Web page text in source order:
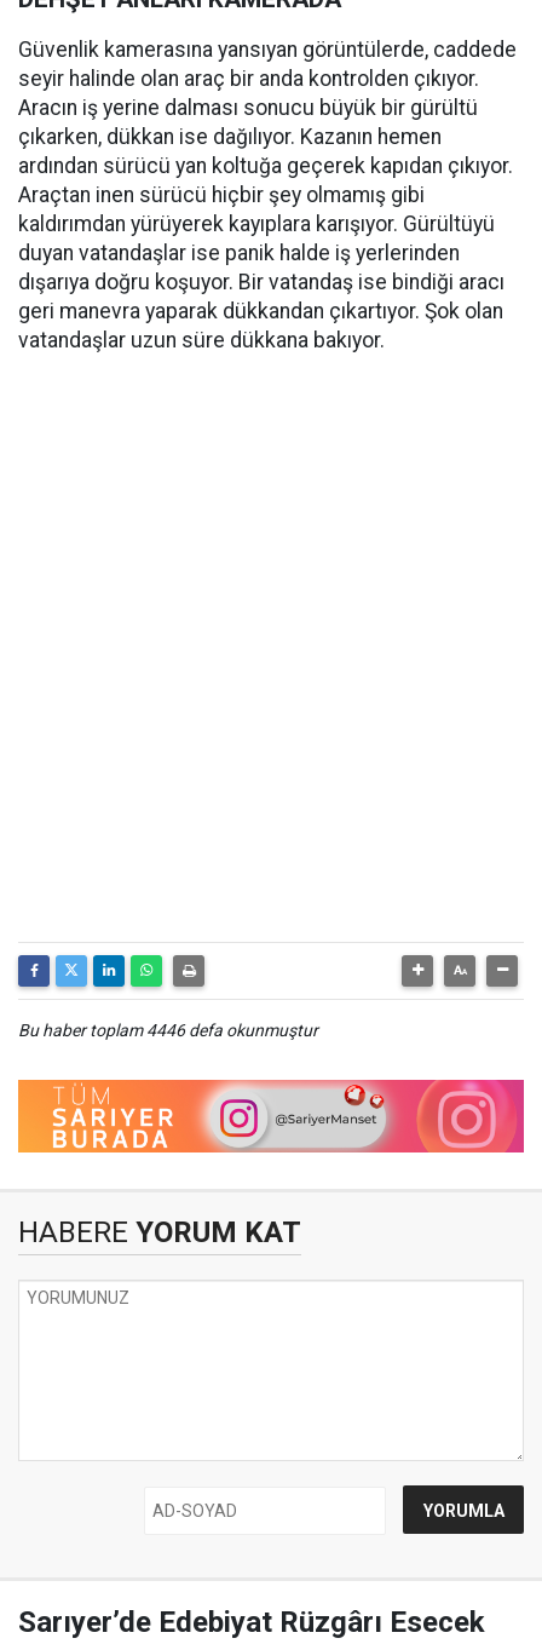
Güvenlik kamerasına yansıyan görüntülerde, caddede
seyir halinde olan araç bir anda kontrolden çıkıyor.
Aracın iş yerine dalması sonucu büyük bir gürültü
çıkarken, dükkan ise dağılıyor. Kazanın hemen
ardından sürücü yan koltuğa geçerek kapıdan çıkıyor.
Araçtan inen sürücü hiçbir şey olmamış gibi
kaldırımdan yürüyerek kayıplara karışıyor. Gürültüyü
duyan vatandaşlar ise panik halde iş yerlerinden
dışarıya doğru koşuyor. Bir vatandaş ise bindiği aracı
geri manevra yaparak dükkandan çıkartıyor. Şok olan
vatandaşlar uzun süre dükkana bakıyor.
Bu haber toplam 4446 defa okunmuştur
HABERE YORUM KAT
Sarıyer’de Edebiyat Rüzgârı Esecek